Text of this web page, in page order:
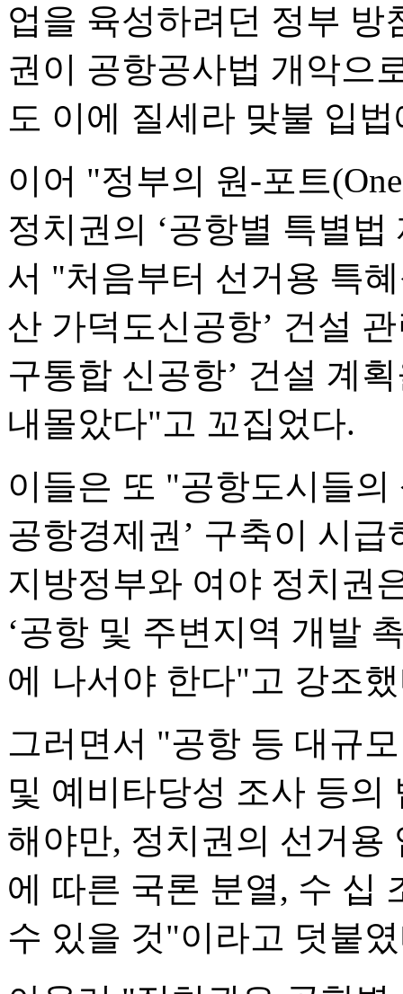
업을 육성하려던 정부 방
권이 공항공사법 개악으
도 이에 질세라 맞불 입
이어 "정부의 원-포트
정치권의 ‘공항별 특별
서 "처음부터 선거용 특
산 가덕도신공항’ 건설
구통합 신공항’ 건설 계
내몰았다"고 꼬집었다.
이들은 또 "공항도시들의
공항경제권’ 구축이 시
지방정부와 여야 정치권
‘공항 및 주변지역 개발
에 나서야 한다"고 강조
그러면서 "공항 등 대규
및 예비타당성 조사 등
해야만, 정치권의 선거용
에 따른 국론 분열, 수 십
수 있을 것"이라고 덧붙